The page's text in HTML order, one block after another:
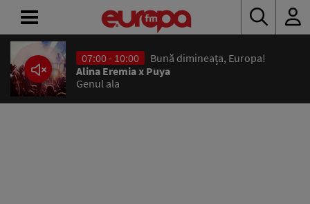
07:00 - 10:00
Bună dimineața, Europa!
Alina Eremia x Puya
Genul ala
ACASĂ
ȘTIRI